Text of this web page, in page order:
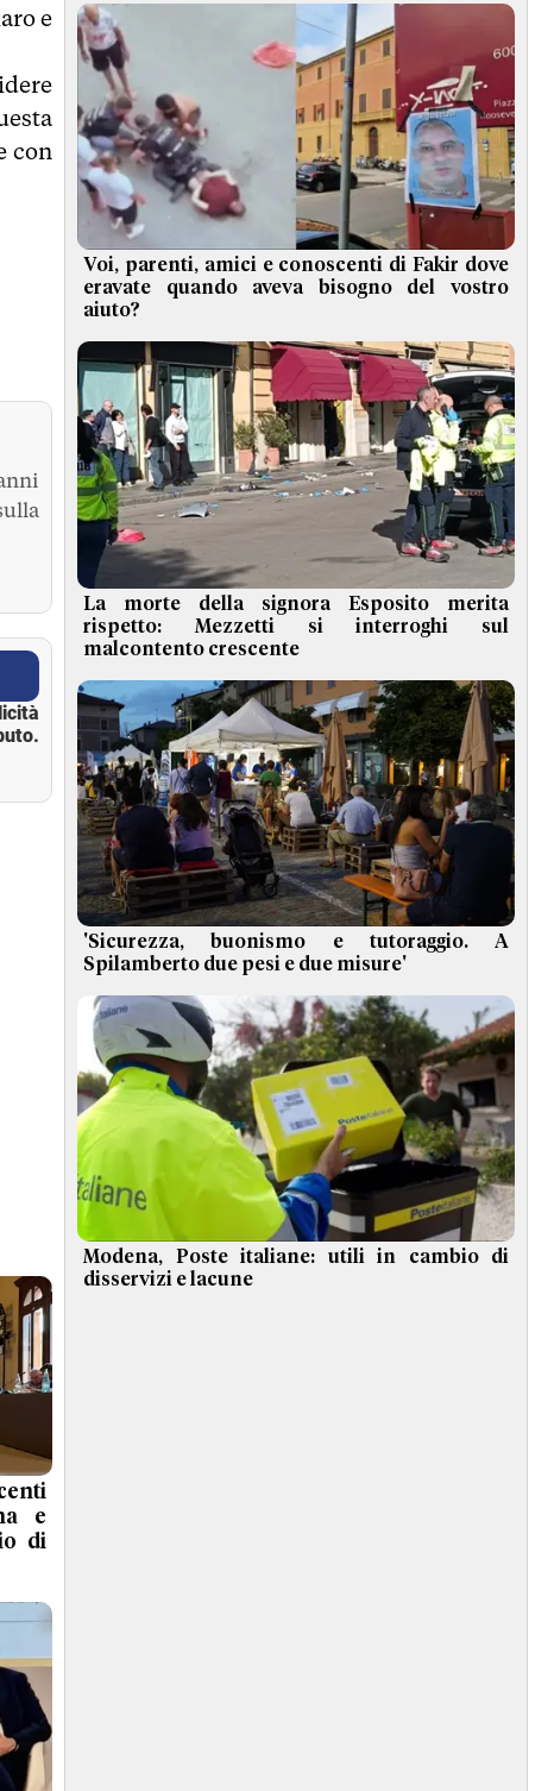
e
con
e
di
Voi, parenti, amici e conoscenti di Fakir dove
eravate quando aveva bisogno del vostro
aiuto?
La morte della signora Esposito merita
rispetto: Mezzetti si interroghi sul
malcontento crescente
'Sicurezza, buonismo e tutoraggio. A
Spilamberto due pesi e due misure'
Modena, Poste italiane: utili in cambio di
disservizi e lacune